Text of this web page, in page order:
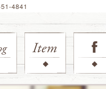
4841